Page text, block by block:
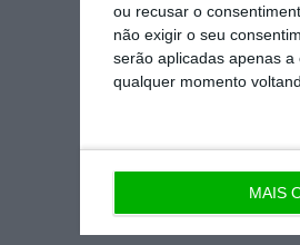
ou recusar o
não exigir o seu
serão aplicadas apenas
qualquer momento
MAIS